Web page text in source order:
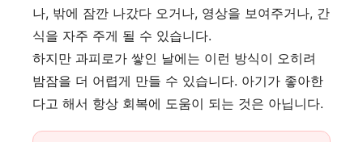
나, 밖에 잠깐 나갔다 오거나, 영상을 보여주거나, 간
식을 자주 주게 될 수 있습니다.
하지만 과피로가 쌓인 날에는 이런 방식이 오히려
밤잠을 더 어렵게 만들 수 있습니다. 아기가 좋아한
다고 해서 항상 회복에 도움이 되는 것은 아닙니다.